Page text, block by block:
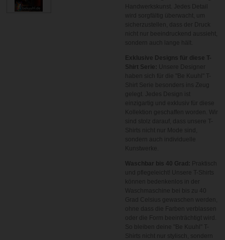
Handwerkskunst. Jedes Detail
wird sorgfältig überwacht, um
sicherzustellen, dass der Druck
nicht nur beeindruckend aussieht,
sondern auch lange hält.
Exklusive Designs für diese T-
Shirt Serie:
Unsere Designer
haben sich für die "Be Kuuhl" T-
Shirt Serie besonders ins Zeug
gelegt. Jedes Design ist
einzigartig und exklusiv für diese
Kollektion geschaffen worden. Wir
sind stolz darauf, dass unsere T-
Shirts nicht nur Mode sind,
sondern auch individuelle
Kunstwerke.
Waschbar bis 40 Grad:
und pflegeleicht! Unsere T-Shirts
können bedenkenlos in der
Waschmaschine bei bis zu 40
Grad Celsius gewaschen werden,
ohne dass die Farben verblassen
oder die Form beeinträchtigt wird.
So bleiben deine "Be Kuuhl" T-
Shirts nicht nur stylisch, sondern